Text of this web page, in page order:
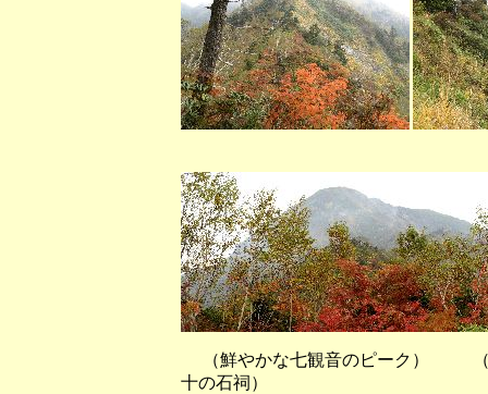
（鮮やかな七観音のピーク） （
十の石祠）